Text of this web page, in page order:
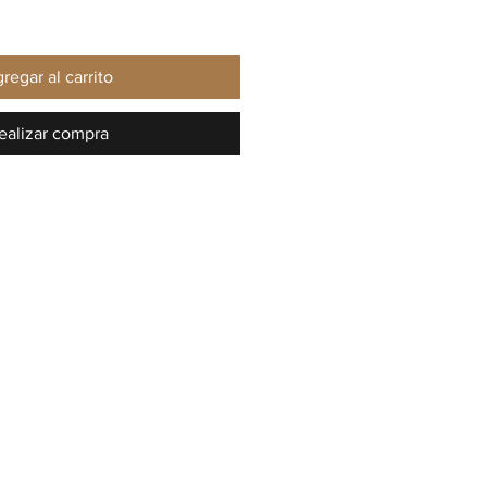
al carrito
compra